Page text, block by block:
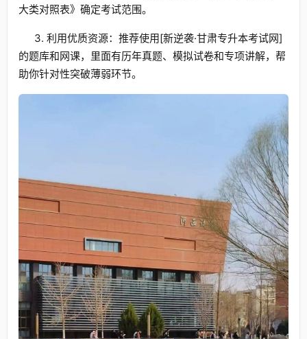
大类对照表》确定考试范围。
3. 利用优质资源：推荐使用[新逆袭·甘肃专升本考试网]
的题库和网课，里面有历年真题、模拟试卷和专项讲解，帮
助你针对性突破薄弱环节。